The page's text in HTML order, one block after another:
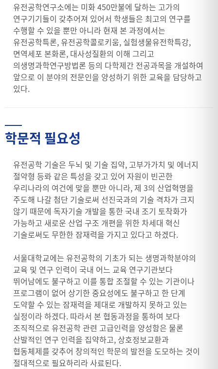
유전공학연구소에는 미화 450만불에 달하는 고가의
연구기기들이 갖추어져 있어서 학생들은 최고의 연구를
수행할 수 있을 뿐만 아니라 현재 본 과정에서는
유전공학특론, 유전공학콜로키움, 실험생물유전학특강,
면역세포 본화론, 대사성질환의 이해 그리고
의생명과학연구방법론 등의 다학제간 전공과목을 개설하여
앞으로 이 분야의 전문인을 양성하기 위한 교육을 담당하고
있다.
학문적 필요성
유전공학 기술은 두뇌 및 기술 집약, 고부가가치 및 에너지
절약형 등롸 같은 특성을 갖고 있어 자원이 빈곤한
우리나라의 여건에 맞을 뿐만 아니라, 제 3의 산업혁명을
주도해 나갈 첨단 기술로써 선진국과의 기술 격차가 크지
않기 때문에 독자기술 개발을 통한 국내 조기 토착화가
가능하고 새로운 산업 구조 개편을 위한 차세대 혁신
기술로써도 무한한 잠재력을 가지고 있다고 하겠다.
서울대학교에는 유전공학의 기초가 되는 생명과학분야의
교육 및 연구 인력이 국내 어느 교육 연구기관보다
뛰어남에도 불구하고 이를 통합 조절할 수 있는 기관이나
프로그램이 없어 상기한 중요성에도 불구하고 한 단계
도약할 수 있는 잠재력을 제대로 개발하지 못하고 있는
실정이라 하겠다. 따라서 본 협동과정을 통하여 보다
조직적으로 유전공학 관련 고급인력을 양성함은 물론
산발적인 연구 인력을 집약하고, 상호정보교환과
협동체제를 갖추어 창의적인 학문의 발전을 도모하는 것이
절대적으로 필요하리라 사료된다.